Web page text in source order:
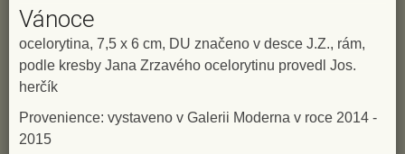
Vánoce
ocelorytina, 7,5 x 6 cm, DU značeno v desce J.Z., rám,
podle kresby Jana Zrzavého ocelorytinu provedl Jos.
herčík
Provenience: vystaveno v Galerii Moderna v roce 2014 -
2015